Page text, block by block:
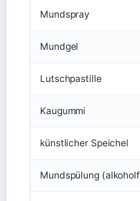
Mundspray
Mundgel
Lutschpastille
Kaugummi
künstlicher Speichel
Mundspülung